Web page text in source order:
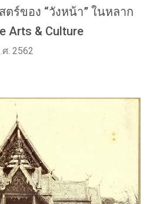
ร์ของ “วังหน้า” ในหลาก
Arts & Culture
. 2562